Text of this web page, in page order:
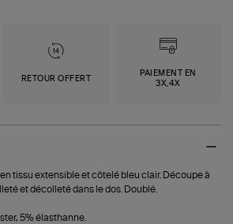
RETOUR OFFERT
PAIEMENT EN
3X,4X
tissu extensible et côtelé bleu clair. Découpe à
et décolleté dans le dos. Doublé.
5% élasthanne.